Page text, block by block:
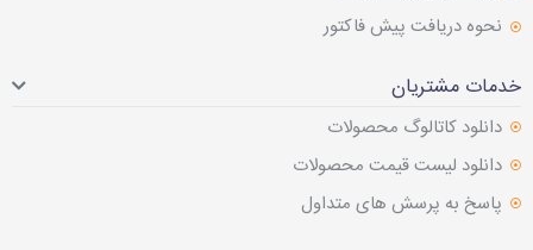
نحوه دریافت پیش فاکتور
خدمات مشتریان
دانلود کاتالوگ محصولات
دانلود لیست قیمت محصولات
پاسخ به پرسش های متداول